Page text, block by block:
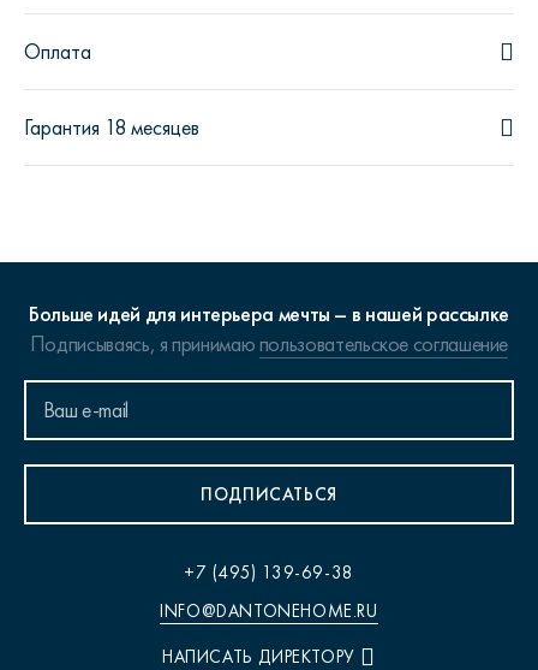
Оплата
Гарантия 18 месяцев
Больше идей для интерьера мечты – в нашей рассылке
Подписываясь, я принимаюпользовательское соглашение
ПОДПИСАТЬСЯ
+7 (495) 139-69-38
INFO@DANTONEHOME.RU
НАПИСАТЬ ДИРЕКТОРУ